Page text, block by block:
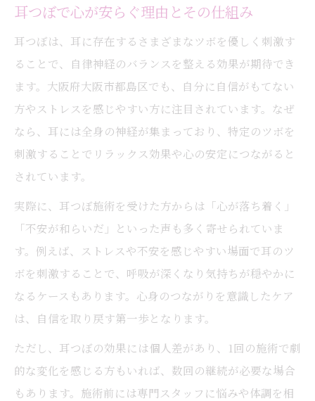
耳つぼで心が安らぐ理由とその仕組み
耳つぼは、耳に存在するさまざまなツボを優しく刺激す
ることで、自律神経のバランスを整える効果が期待でき
ます。大阪府大阪市都島区でも、自分に自信がもてない
方やストレスを感じやすい方に注目されています。なぜ
なら、耳には全身の神経が集まっており、特定のツボを
刺激することでリラックス効果や心の安定につながると
されています。
実際に、耳つぼ施術を受けた方からは「心が落ち着く」
「不安が和らいだ」といった声も多く寄せられていま
す。例えば、ストレスや不安を感じやすい場面で耳のツ
ボを刺激することで、呼吸が深くなり気持ちが穏やかに
なるケースもあります。心身のつながりを意識したケア
は、自信を取り戻す第一歩となります。
ただし、耳つぼの効果には個人差があり、1回の施術で劇
的な変化を感じる方もいれば、数回の継続が必要な場合
もあります。施術前には専門スタッフに悩みや体調を相